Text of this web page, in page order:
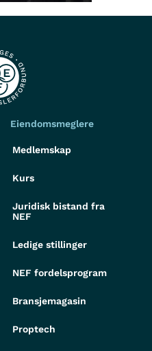
Eiendomsmeglere
Medlemskap
Kurs
Juridisk bistand fra
NEF
Ledige stillinger
NEF fordelsprogram
Bransjemagasin
Proptech